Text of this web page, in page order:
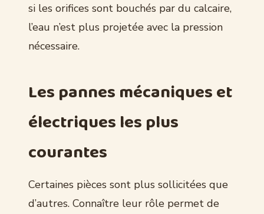
si les orifices sont bouchés par du calcaire,
l’eau n’est plus projetée avec la pression
nécessaire.
Les pannes mécaniques et
électriques les plus
courantes
Certaines pièces sont plus sollicitées que
d’autres. Connaître leur rôle permet de